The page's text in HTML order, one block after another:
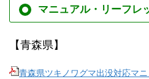
マニュアル・リーフレ
【青森県】
青森県ツキノワグマ出没対応マ